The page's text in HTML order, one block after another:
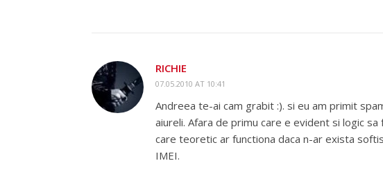
RICHIE
07.05.2010 AT 10:41
Andreea te-ai cam grabit :). si eu am primit
aiureli. Afara de primu care e evident si logic
care teoretic ar functiona daca n-ar exista
IMEI.